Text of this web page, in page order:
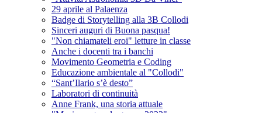
29 aprile al Palaenza
Badge di Storytelling alla 3B Collodi
Sinceri auguri di Buona pasqua!
"Non chiamateli eroi" letture in classe
Anche i docenti tra i banchi
Movimento Geometria e Coding
Educazione ambientale al "Collodi"
“Sant’Ilario s’è desto”
Laboratori di continuità
Anne Frank, una storia attuale